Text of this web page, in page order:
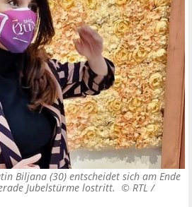
Biljana (30) entscheidet sich am Ende
Jubelstürme lostritt. © RTL /